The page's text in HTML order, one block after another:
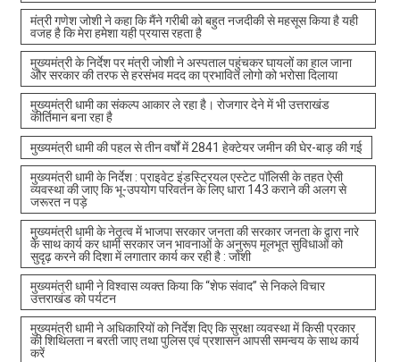
मंत्री गणेश जोशी ने कहा कि मैंने गरीबी को बहुत नजदीकी से महसूस किया है यही
वजह है कि मेरा हमेशा यही प्रयास रहता है
मुख्यमंत्री के निर्देश पर मंत्री जोशी ने अस्पताल पहुंचकर घायलों का हाल जाना
और सरकार की तरफ से हरसंभव मदद का प्रभावित लोगो को भरोसा दिलाया
मुख्यमंत्री धामी का संकल्प आकार ले रहा है। रोजगार देने में भी उत्तराखंड
कीर्तिमान बना रहा है
मुख्यमंत्री धामी की पहल से तीन वर्षों में 2841 हेक्टेयर जमीन की घेर-बाड़ की गई
मुख्यमंत्री धामी के निर्देश : प्राइवेट इंडस्ट्रियल एस्टेट पॉलिसी के तहत ऐसी
व्यवस्था की जाए कि भू-उपयोग परिवर्तन के लिए धारा 143 कराने की अलग से
जरूरत न पड़े
मुख्यमंत्री धामी के नेतृत्व में भाजपा सरकार जनता की सरकार जनता के द्वारा नारे
के साथ कार्य कर धामी सरकार जन भावनाओं के अनुरूप मूलभूत सुविधाओं को
सुदृढ़ करने की दिशा में लगातार कार्य कर रही है : जोशी
मुख्यमंत्री धामी ने विश्वास व्यक्त किया कि “शेफ संवाद” से निकले विचार
उत्तराखंड को पर्यटन
मुख्यमंत्री धामी ने अधिकारियों को निर्देश दिए कि सुरक्षा व्यवस्था में किसी प्रकार
की शिथिलता न बरती जाए तथा पुलिस एवं प्रशासन आपसी समन्वय के साथ कार्य
करें